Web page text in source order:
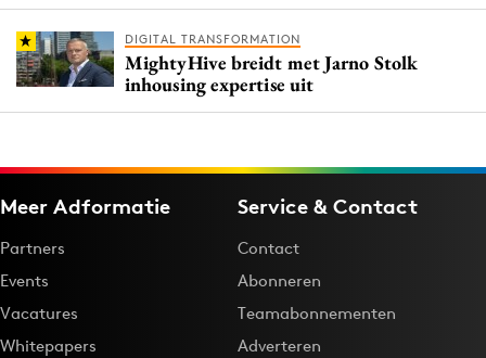
DIGITAL TRANSFORMATION
MightyHive breidt met Jarno Stolk
inhousing expertise uit
Meer Adformatie
Partners
Events
Vacatures
Whitepapers
Service & Contact
Contact
Abonneren
Teamabonnementen
Adverteren